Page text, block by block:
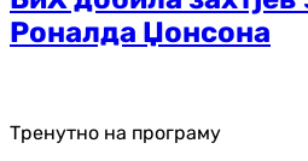
Роналда Џонсона
Тренутно на програму